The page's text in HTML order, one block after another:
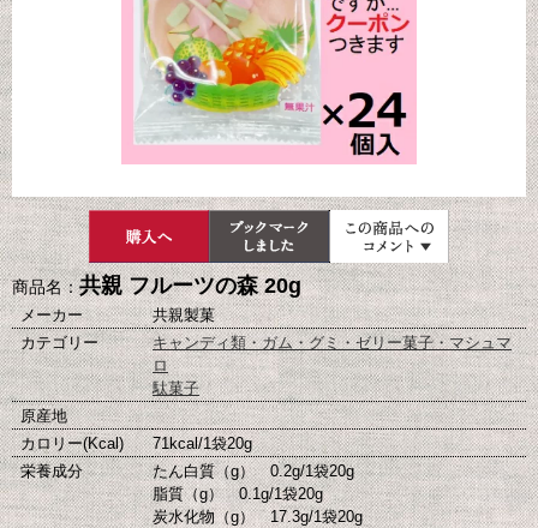
商品名：共親 フルーツの森 20g
メーカー
共親製菓
カテゴリー
キャンディ類・ガム・グミ・ゼリー菓子・マシュマ
ロ
駄菓子
原産地
カロリー(Kcal)
71kcal/1袋20g
栄養成分
たん白質（g） 0.2g/1袋20g
脂質（g） 0.1g/1袋20g
炭水化物（g） 17.3g/1袋20g